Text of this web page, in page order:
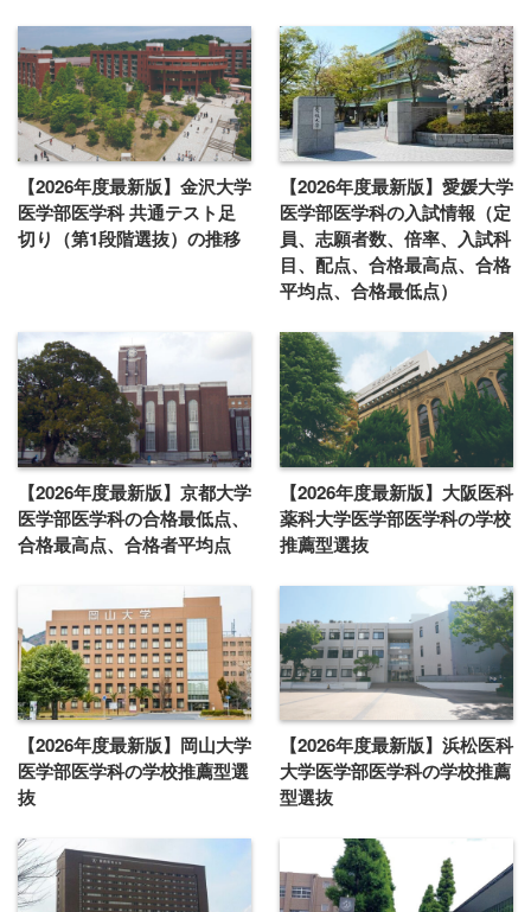
【2026年度最新版】金沢大学
医学部医学科 共通テスト足
切り（第1段階選抜）の推移
【2026年度最新版】愛媛大学
医学部医学科の入試情報（定
員、志願者数、倍率、入試科
目、配点、合格最高点、合格
平均点、合格最低点）
【2026年度最新版】京都大学
医学部医学科の合格最低点、
合格最高点、合格者平均点
【2026年度最新版】大阪医科
薬科大学医学部医学科の学校
推薦型選抜
【2026年度最新版】岡山大学
医学部医学科の学校推薦型選
抜
【2026年度最新版】浜松医科
大学医学部医学科の学校推薦
型選抜